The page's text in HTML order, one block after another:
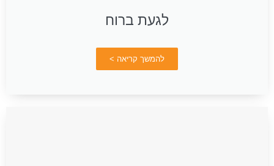
לגעת ברוח
להמשך קריאה >